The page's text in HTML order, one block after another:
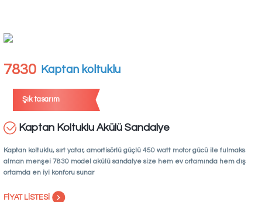
7830 Kaptan koltuklu
Şık tasarım
Kaptan Koltuklu Akülü Sandalye
Kaptan koltuklu, sırt yatar, amortisörlü güçlü 450 watt motor gücü ile fulmaks
alman menşei 7830 model akülü sandalye size hem ev ortamında hem dış
ortamda en iyi konforu sunar
FİYAT LİSTESİ